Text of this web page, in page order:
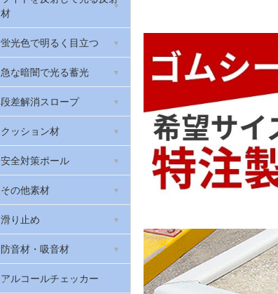
天然ゴムシート 厚さ1mm
天然ゴムシート 厚さ3mm
天然ゴムシート 厚さ5mm
天然ゴムシート 厚さ2mm
滑り止めゴムシート
ブチルゴム
環境配慮型スポンジゴム
(RoHS2対応)
高耐久スポンジシート
PEスポンジシート
カラーポリエチレンシート
バックアップ材
材
反射リフレクター
反射テープ
反射マグネットシート
衣類・布用反射フィルム
反射メッセージプレート
反射腕章(腕バンド)
黒い反射
蛍光色で明るく目立つ
蛍光テープ
蛍光マグネットシート
急な暗闇で光る蓄光
蓄光避難誘導ステッカー
光る!階段滑り止め
蓄光テープ
高輝度蓄光テープ
光る!階段滑り止め スーパ
ーアルファ・フラッシュ
貼ってはがせる蓄光テープ
段差解消スロープ
室内用段差解消スロープ
屋外用段差解消スロープ
高段差スポンジスロープ
クッション材
安心クッション(コーナー
ガード)
セーフティクッション
台車用やわらかバンパーク
ッション
台車用グリップ
安全対策ポール
車止めやわらかゴムポール
ベルト付きポール
カラープラポール
その他素材
照明反射材
滑り止め
ソフトクッション
室内用階段すべり止め
防音材・吸音材
吸音材「QonPET(キュー
アルコールチェッカー